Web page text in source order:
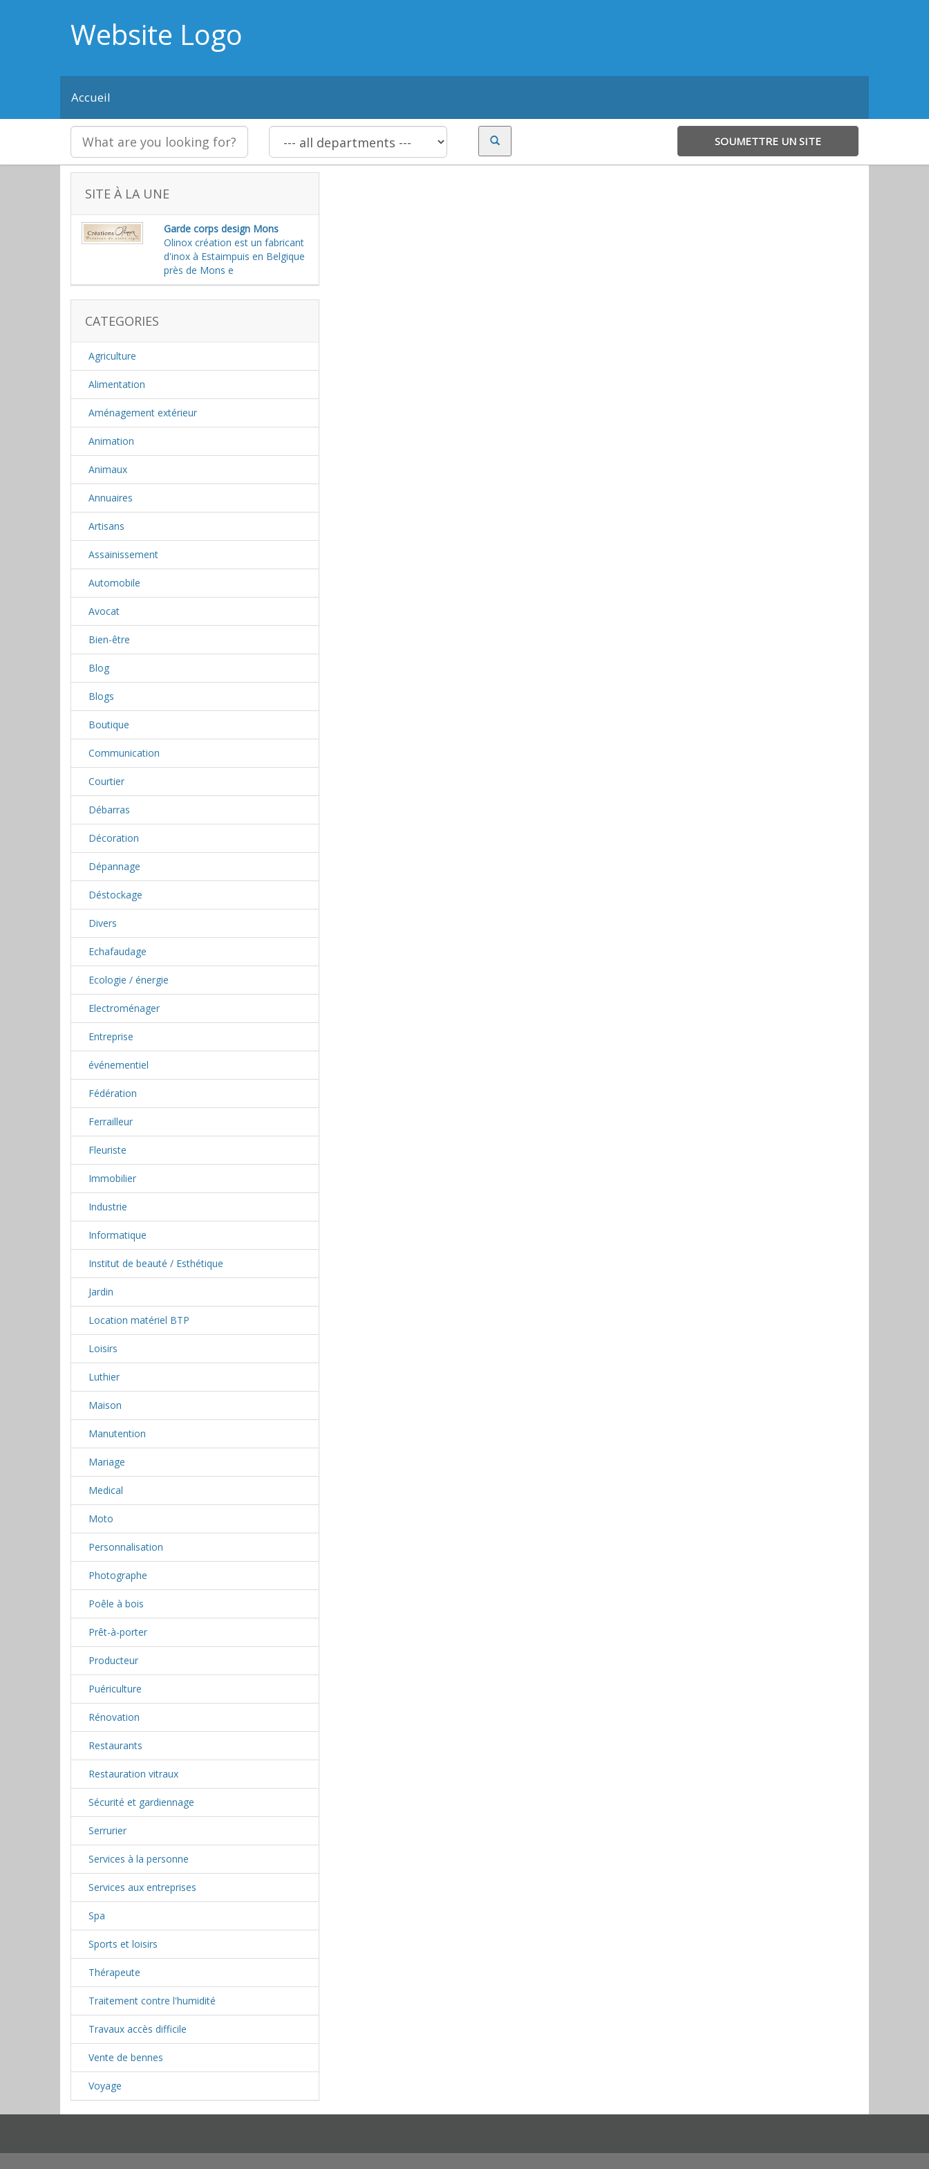
Website Logo
Accueil
SOUMETTRE UN SITE
SITE À LA UNE
Garde corps design Mons
Olinox création est un fabricant
d'inox à Estaimpuis en Belgique
près de Mons e
CATEGORIES
Agriculture
Alimentation
Aménagement extérieur
Animation
Animaux
Annuaires
Artisans
Assainissement
Automobile
Avocat
Bien-être
Blog
Blogs
Boutique
Communication
Courtier
Débarras
Décoration
Dépannage
Déstockage
Divers
Echafaudage
Ecologie / énergie
Electroménager
Entreprise
événementiel
Fédération
Ferrailleur
Fleuriste
Immobilier
Industrie
Informatique
Institut de beauté / Esthétique
Jardin
Location matériel BTP
Loisirs
Luthier
Maison
Manutention
Mariage
Medical
Moto
Personnalisation
Photographe
Poêle à bois
Prêt-à-porter
Producteur
Puériculture
Rénovation
Restaurants
Restauration vitraux
Sécurité et gardiennage
Serrurier
Services à la personne
Services aux entreprises
Spa
Sports et loisirs
Thérapeute
Traitement contre l'humidité
Travaux accès difficile
Vente de bennes
Voyage